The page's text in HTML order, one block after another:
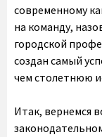
современному
на команду,
городской
создан самый
чем столетнюю
Итак, вернемся